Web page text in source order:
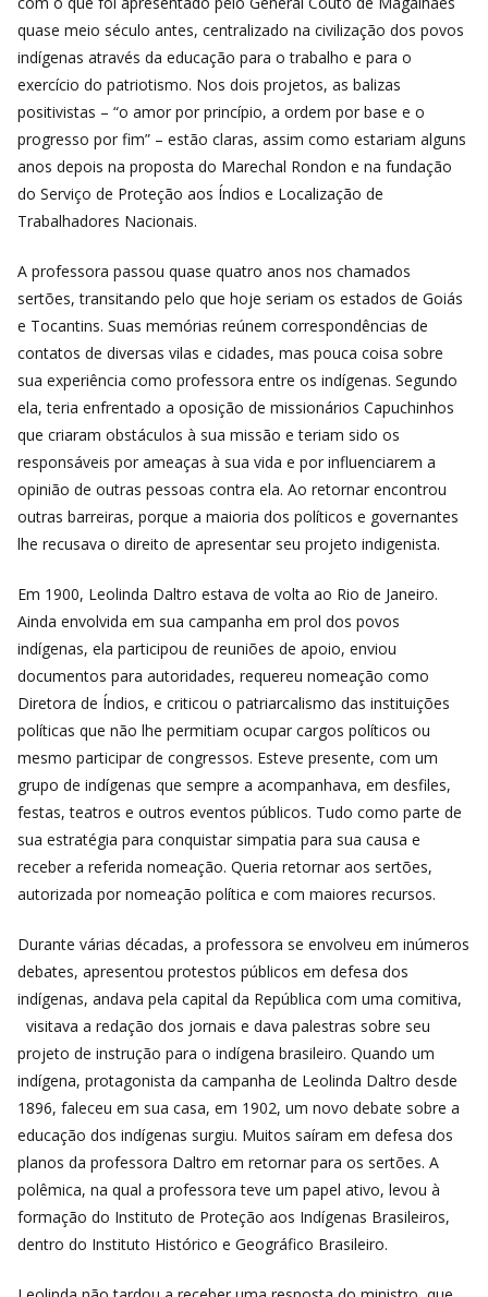
quase meio século antes, centralizado na civilização dos povos
indígenas através da educação para o trabalho e para o
exercício do patriotismo. Nos dois projetos, as balizas
positivistas – “o amor por princípio, a ordem por base e o
progresso por fim” – estão claras, assim como estariam alguns
anos depois na proposta do Marechal Rondon e na fundação
do Serviço de Proteção aos Índios e Localização de
Trabalhadores Nacionais.
A professora passou quase quatro anos nos chamados
sertões, transitando pelo que hoje seriam os estados de Goiás
e Tocantins. Suas memórias reúnem correspondências de
contatos de diversas vilas e cidades, mas pouca coisa sobre
sua experiência como professora entre os indígenas. Segundo
ela, teria enfrentado a oposição de missionários Capuchinhos
que criaram obstáculos à sua missão e teriam sido os
responsáveis por ameaças à sua vida e por influenciarem a
opinião de outras pessoas contra ela. Ao retornar encontrou
outras barreiras, porque a maioria dos políticos e governantes
lhe recusava o direito de apresentar seu projeto indigenista.
Em 1900, Leolinda Daltro estava de volta ao Rio de Janeiro.
Ainda envolvida em sua campanha em prol dos povos
indígenas, ela participou de reuniões de apoio, enviou
documentos para autoridades, requereu nomeação como
Diretora de Índios, e criticou o patriarcalismo das instituições
políticas que não lhe permitiam ocupar cargos políticos ou
mesmo participar de congressos. Esteve presente, com um
grupo de indígenas que sempre a acompanhava, em desfiles,
festas, teatros e outros eventos públicos. Tudo como parte de
sua estratégia para conquistar simpatia para sua causa e
receber a referida nomeação. Queria retornar aos sertões,
autorizada por nomeação política e com maiores recursos.
Durante várias décadas, a professora se envolveu em inúmeros
debates, apresentou protestos públicos em defesa dos
indígenas, andava pela capital da República com uma comitiva,
visitava a redação dos jornais e dava palestras sobre seu
projeto de instrução para o indígena brasileiro. Quando um
indígena, protagonista da campanha de Leolinda Daltro desde
1896, faleceu em sua casa, em 1902, um novo debate sobre a
educação dos indígenas surgiu. Muitos saíram em defesa dos
planos da professora Daltro em retornar para os sertões. A
polêmica, na qual a professora teve um papel ativo, levou à
formação do Instituto de Proteção aos Indígenas Brasileiros,
dentro do Instituto Histórico e Geográfico Brasileiro.